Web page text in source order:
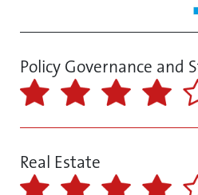
Policy Governance and
Real Estate